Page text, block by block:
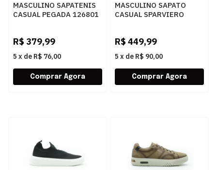
MASCULINO SAPATENIS
CASUAL PEGADA 126801
R$ 379,99
5 x de R$ 76,00
MASCULINO SAPATO
CASUAL SPARVIERO
R$ 449,99
5 x de R$ 90,00